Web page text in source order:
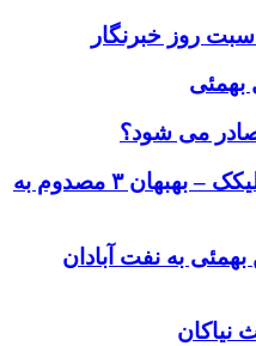
روز خبرنگار
می شود؟
تصادف زنجیره‌ای محور لیکک – بهبهان ۳ مصدوم به
به نفت آبادان